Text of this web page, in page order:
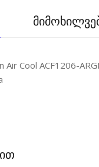
Air Cool ACF1206-